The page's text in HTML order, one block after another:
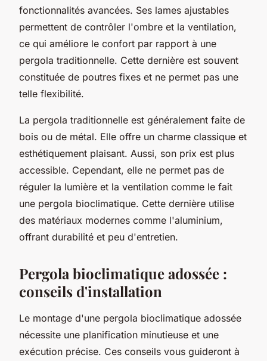
fonctionnalités avancées. Ses lames ajustables
permettent de contrôler l'ombre et la ventilation,
ce qui améliore le confort par rapport à une
pergola traditionnelle. Cette dernière est souvent
constituée de poutres fixes et ne permet pas une
telle flexibilité.
La pergola traditionnelle est généralement faite de
bois ou de métal. Elle offre un charme classique et
esthétiquement plaisant. Aussi, son prix est plus
accessible. Cependant, elle ne permet pas de
réguler la lumière et la ventilation comme le fait
une pergola bioclimatique. Cette dernière utilise
des matériaux modernes comme l'aluminium,
offrant durabilité et peu d'entretien.
Pergola bioclimatique adossée :
conseils d'installation
Le montage d'une pergola bioclimatique adossée
nécessite une planification minutieuse et une
exécution précise. Ces conseils vous guideront à